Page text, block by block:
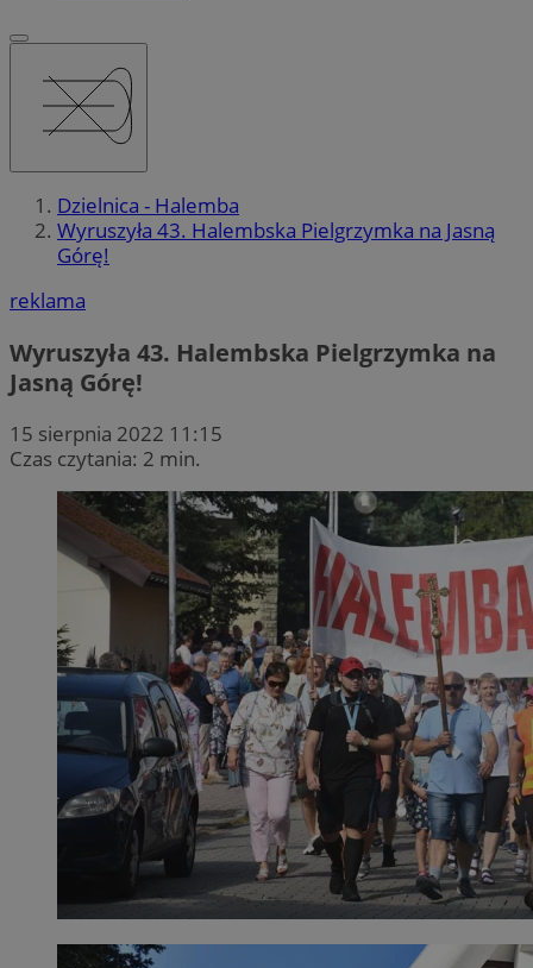
Dzielnica - Halemba
Wyruszyła 43. Halembska Pielgrzymka na Jasną
Górę!
reklama
Wyruszyła 43. Halembska Pielgrzymka na
Jasną Górę!
15 sierpnia 2022 11:15
Czas czytania: 2 min.